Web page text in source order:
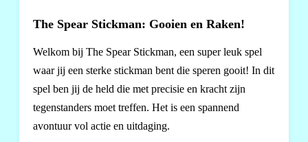
The Spear Stickman: Gooien en Raken!
Welkom bij The Spear Stickman, een super leuk spel
waar jij een sterke stickman bent die speren gooit! In dit
spel ben jij de held die met precisie en kracht zijn
tegenstanders moet treffen. Het is een spannend
avontuur vol actie en uitdaging.